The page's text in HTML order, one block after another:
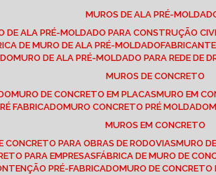
MUROS DE ALA PRÉ-
DE ALA PRÉ-MOLDADO PARA CONSTRUÇÃO
DE MURO DE ALA PRÉ-MOLDADO
MURO DE ALA PRÉ-MOLDADO PARA REDE DE
MUROS DE CONCRETO
MURO DE CONCRETO EM PLACAS MURO EM
FABRICADO MURO CONCRETO PRÉ MOLDADO
MUROS EM CONCRETO
CONCRETO PARA OBRAS DE RODOVIAS
MURO
PARA EMPRESAS FÁBRICA DE MURO DE
PRÉ-FABRICADO MURO DE